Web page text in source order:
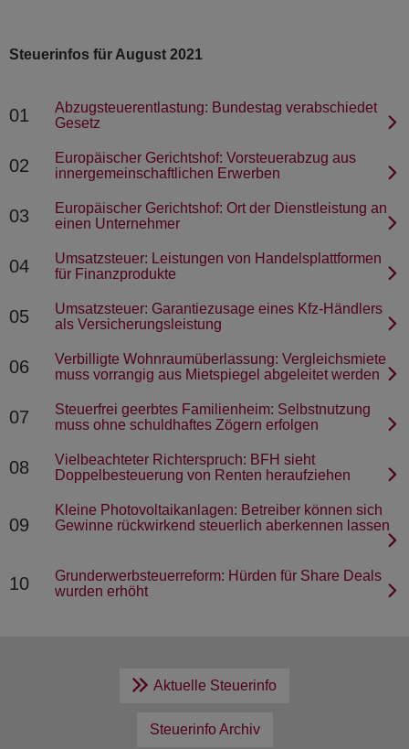
Steuerinfos für August 2021
01
Abzugsteuerentlastung: Bundestag verabschiedet
Gesetz
02
Europäischer Gerichtshof: Vorsteuerabzug aus
innergemeinschaftlichen Erwerben
03
Europäischer Gerichtshof: Ort der Dienstleistung an
einen Unternehmer
04
Umsatzsteuer: Leistungen von Handelsplattformen
für Finanzprodukte
05
Umsatzsteuer: Garantiezusage eines Kfz-Händlers
als Versicherungsleistung
06
Verbilligte Wohnraumüberlassung: Vergleichsmiete
muss vorrangig aus Mietspiegel abgeleitet werden
07
Steuerfrei geerbtes Familienheim: Selbstnutzung
muss ohne schuldhaftes Zögern erfolgen
08
Vielbeachteter Richterspruch: BFH sieht
Doppelbesteuerung von Renten heraufziehen
09
Kleine Photovoltaikanlagen: Betreiber können sich
Gewinne rückwirkend steuerlich aberkennen lassen
10
Grunderwerbsteuerreform: Hürden für Share Deals
wurden erhöht
Aktuelle Steuerinfo
Steuerinfo Archiv